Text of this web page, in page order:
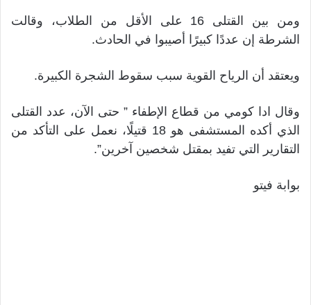
ومن بين القتلى 16 على الأقل من الطلاب، وقالت
الشرطة إن عددًا كبيرًا أصيبوا في الحادث.
ويعتقد أن الرياح القوية سبب سقوط الشجرة الكبيرة.
وقال ادا كومي من قطاع الإطفاء ” حتى الآن، عدد القتلى
الذي أكده المستشفى هو 18 قتيلًا، نعمل على التأكد من
التقارير التي تفيد بمقتل شخصين آخرين”.
بوابة فيتو